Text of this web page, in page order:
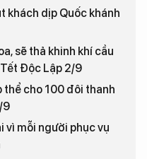
khách dịp Quốc khánh
sẽ thả khinh khí cầu
Độc Lập 2/9
thể cho 100 đôi thanh
9
vì mỗi người phục vụ